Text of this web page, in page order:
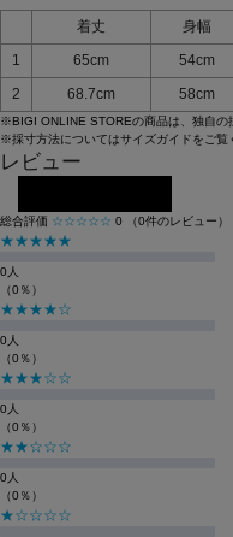
着丈 身幅
1
65cm 54cm
2
68.7cm 58cm
※BIGI ONLINE STOREの商品は、独自の
※採寸方法についてはサイズガイドをご覧
レビュー
総合評価 ☆☆☆☆☆ 0 （0件のレビュー）
★★★★★
0人
（0％）
★★★★☆
0人
（0％）
★★★☆☆
0人
（0％）
★★☆☆☆
0人
（0％）
★☆☆☆☆